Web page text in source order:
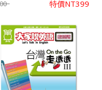
特價NT399